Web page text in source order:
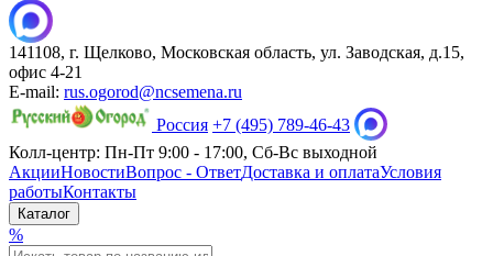
141108, г. Щелково, Московская область, ул. Заводская, д.15,
офис 4-21
E-mail: rus.ogorod@ncsemena.ru
Россия +7 (495) 789-46-43
Колл-центр: Пн-Пт 9:00 - 17:00, Сб-Вс выходной
АкцииНовостиВопрос - ОтветДоставка и оплатаУсловия
работыКонтакты
Каталог
%